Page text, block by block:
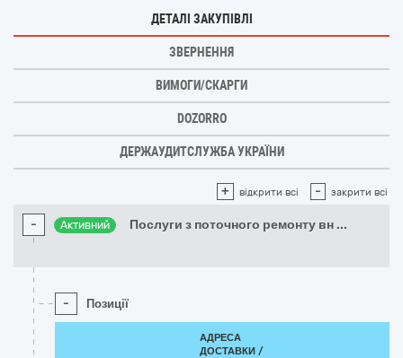
ДЕТАЛІ ЗАКУПІВЛІ
ЗВЕРНЕННЯ
ВИМОГИ/СКАРГИ
DOZORRO
ДЕРЖАУДИТСЛУЖБА УКРАЇНИ
+ відкрити всі - закрити всі
- Активний Послуги з поточного ремонту вн ...
- Позиції
АДРЕСА
ДОСТАВКИ /